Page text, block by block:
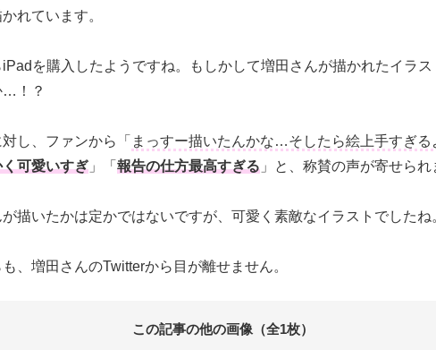
れています。
iPadを購入したようですね。もしかして増田さんが描かれたイラ
…！？
し、ファンから「 まっすー描いたんかな…そしたら絵上手すぎ
可愛いすぎ 」「 報告の仕方最高すぎる 」と、称賛の声が寄せられ
描いたかは定かではないですが、可愛く素敵なイラストでしたね
、増田さんのTwitterから目が離せません。
この記事の他の画像（全1枚）